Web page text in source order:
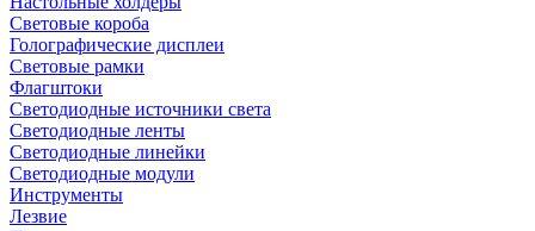
Световые короба
Голографические дисплеи
Световые рамки
Флагштоки
Светодиодные источники света
Светодиодные ленты
Светодиодные линейки
Светодиодные модули
Инструменты
Лезвие